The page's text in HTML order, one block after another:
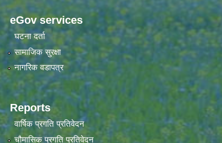
eGov services
घटना दर्ता
सामाजिक सुरक्षा
नागरिक वडापत्र
Reports
वार्षिक प्रगति प्रतिवेदन
चौमासिक प्रगति प्रतिवेदन